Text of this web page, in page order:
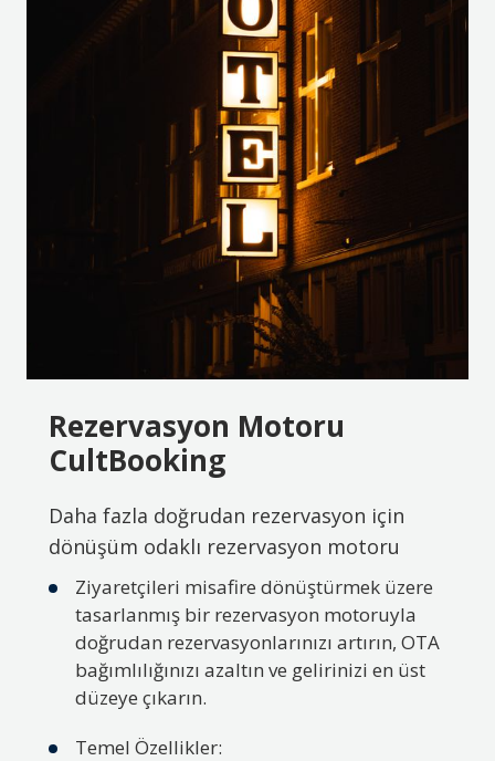
Rezervasyon Motoru
CultBooking
Daha fazla doğrudan rezervasyon için
dönüşüm odaklı rezervasyon motoru
Ziyaretçileri misafire dönüştürmek üzere
tasarlanmış bir rezervasyon motoruyla
doğrudan rezervasyonlarınızı artırın, OTA
bağımlılığınızı azaltın ve gelirinizi en üst
düzeye çıkarın.
Temel Özellikler: